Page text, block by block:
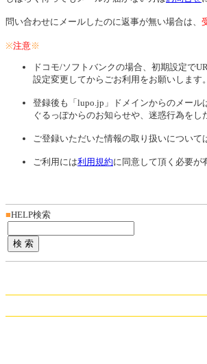
問い合わせにメールしたのに返事が無い場合は、
※注意※
ドコモ/ソフトバンクの場合、初期設定で
設定変更してからごお利用をお願いします。
登録後も「lupo.jp」ドメインからのメール
ぐるっぽからのお知らせや、迷惑行為を
ご登録いただいた情報の取り扱いについて
ご利用には利用規約に同意して頂く必要が
■HELP検索